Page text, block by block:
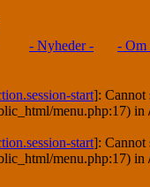
- Nyheder -
- Om
start]: Cannot
menu.php:17) in
start]: Cannot
menu.php:17) in